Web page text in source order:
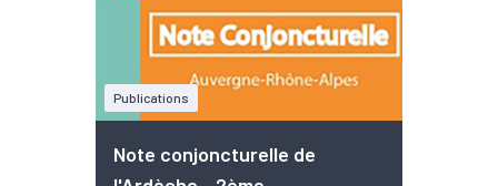
Publications
Note conjoncturelle de